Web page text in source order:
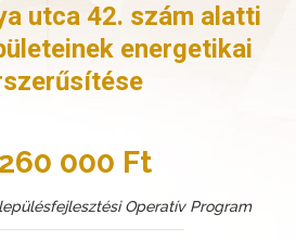
utca 42. szám alatti
energetikai
000 Ft
Operatív Program